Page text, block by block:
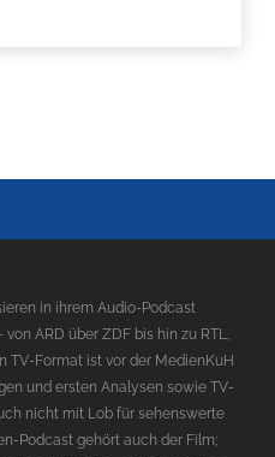
in ihrem Audio-Podcast
ARD über ZDF bis hin zu RTL,
TV-Format ist vor der MedienKuH
und ersten Analysen sowie TV-
nicht mit Lob für sehenswerte
Podcast gehört auch der Film;